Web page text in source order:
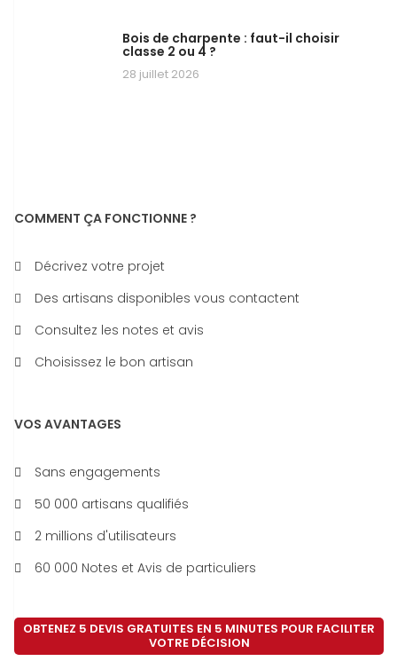
Bois de charpente : faut-il choisir
classe 2 ou 4 ?
28 juillet 2026
COMMENT ÇA FONCTIONNE ?
Décrivez votre projet
Des artisans disponibles vous contactent
Consultez les notes et avis
Choisissez le bon artisan
VOS AVANTAGES
Sans engagements
50 000 artisans qualifiés
2 millions d'utilisateurs
60 000 Notes et Avis de particuliers
OBTENEZ 5 DEVIS GRATUITES EN 5 MINUTES POUR FACILITER
VOTRE DÉCISION